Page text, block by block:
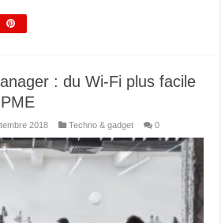
: du Wi-Fi plus facile
2018 Techno & gadget 0